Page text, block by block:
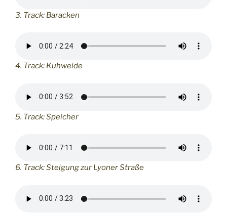
3. Track: Baracken
4. Track: Kuhweide
5. Track: Speicher
6. Track: Steigung zur Lyoner Straße